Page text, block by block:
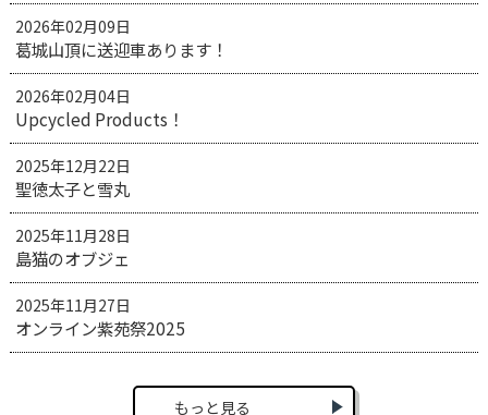
2026年02月09日
葛城山頂に送迎車あります！
2026年02月04日
Upcycled Products！
2025年12月22日
聖徳太子と雪丸
2025年11月28日
島猫のオブジェ
2025年11月27日
オンライン紫苑祭2025
もっと見る